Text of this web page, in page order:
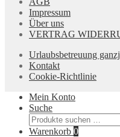
Impressum
Über uns
VERTRAG
Urlaubsbetreuung
Kontakt
Cookie-Richtlinie
Mein Konto
Suche
Suchen
nach:
Warenkorb 0